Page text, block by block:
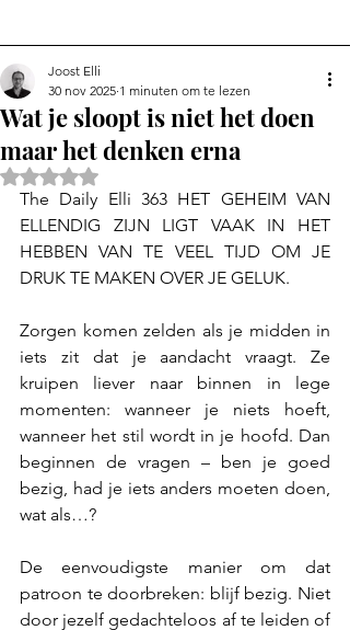
Wat je sloopt is niet het doen
maar het denken erna
Joost Elli
30 nov 2025 1 minuten om te lezen
Beoordeeld met NaN uit 5 sterren.
The Daily Elli 363 HET GEHEIM VAN
ELLENDIG ZIJN LIGT VAAK IN HET
HEBBEN VAN TE VEEL TIJD OM JE
DRUK TE MAKEN OVER JE GELUK.
Zorgen komen zelden als je midden in
iets zit dat je aandacht vraagt. Ze
kruipen liever naar binnen in lege
momenten: wanneer je niets hoeft,
wanneer het stil wordt in je hoofd. Dan
beginnen de vragen – ben je goed
bezig, had je iets anders moeten doen,
wat als…?
De eenvoudigste manier om dat
patroon te doorbreken: blijf bezig. Niet
door jezelf gedachteloos af te leiden of